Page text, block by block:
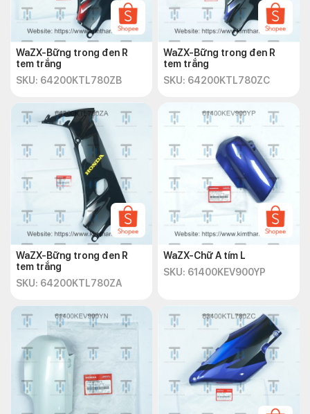
WaZX-Bững trong đen R
tem trắng
SKU: 64200KTL780ZB
WaZX-Bững trong đen R
tem trắng
SKU: 64200KTL780ZC
WaZX-Bững trong đen R
tem trắng
SKU: 64200KTL780ZA
WaZX-Chữ A tím L
SKU: 61400KEV900YP